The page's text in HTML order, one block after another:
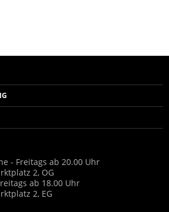
- Freitags ab 20.00 Uhr
2, OG
ab 18.00 Uhr
2, EG